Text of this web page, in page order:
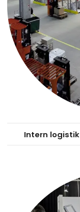
Intern logistik